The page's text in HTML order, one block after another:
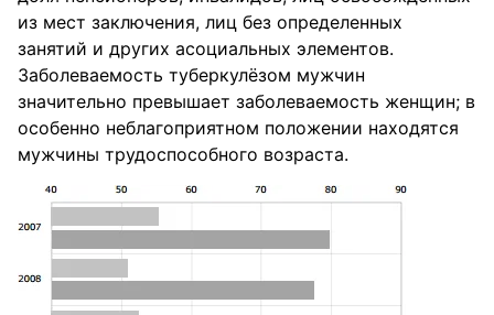
из мест заключения, лиц без определенных
занятий и других асоциальных элементов.
Заболеваемость туберкулёзом мужчин
значительно превышает заболеваемость женщин; в
особенно неблагоприятном положении находятся
мужчины трудоспособного возраста.